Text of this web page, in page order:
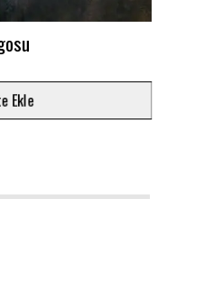
6 7 8 9 10